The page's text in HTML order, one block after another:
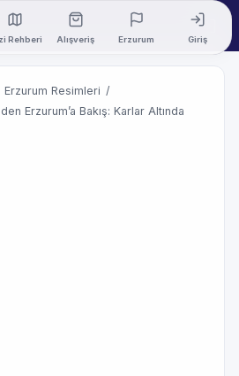
Rehberi Alışveriş Erzurum Giriş
Erzurum Resimleri /
Erzurum’a Bakış: Karlar Altında